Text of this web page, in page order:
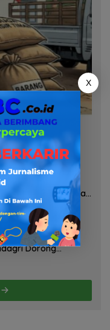
Timah di Pos AL
Dalami
Dan Transparansi
Upaya
S2JB Terkesan
Pertanian Brebes
Dorong
X